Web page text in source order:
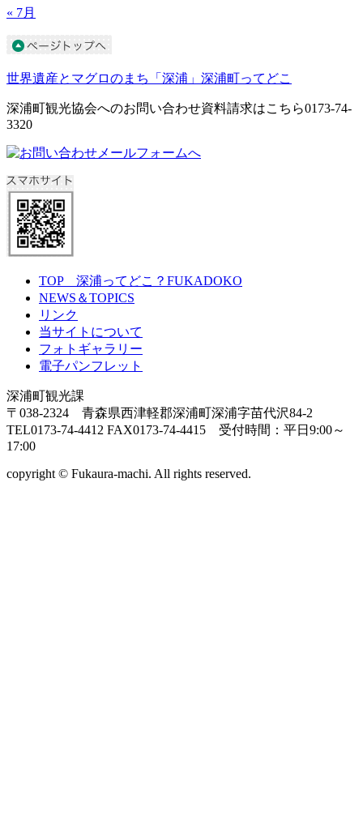
« 7月
世界遺産とマグロのまち「深浦」深浦町ってどこ
深浦町観光協会へのお問い合わせ資料請求はこちら0173-74-
3320
TOP 深浦ってどこ？FUKADOKO
NEWS＆TOPICS
リンク
当サイトについて
フォトギャラリー
電子パンフレット
深浦町観光課
〒038-2324 青森県西津軽郡深浦町深浦字苗代沢84-2
TEL0173-74-4412 FAX0173-74-4415 受付時間：平日9:00～
17:00
copyright © Fukaura-machi. All rights reserved.